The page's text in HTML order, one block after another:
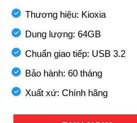
Thương hiệu: Kioxia
Dung lượng: 64GB
Chuẩn giao tiếp: USB 3.2
Bảo hành: 60 tháng
Xuất xứ: Chính hãng